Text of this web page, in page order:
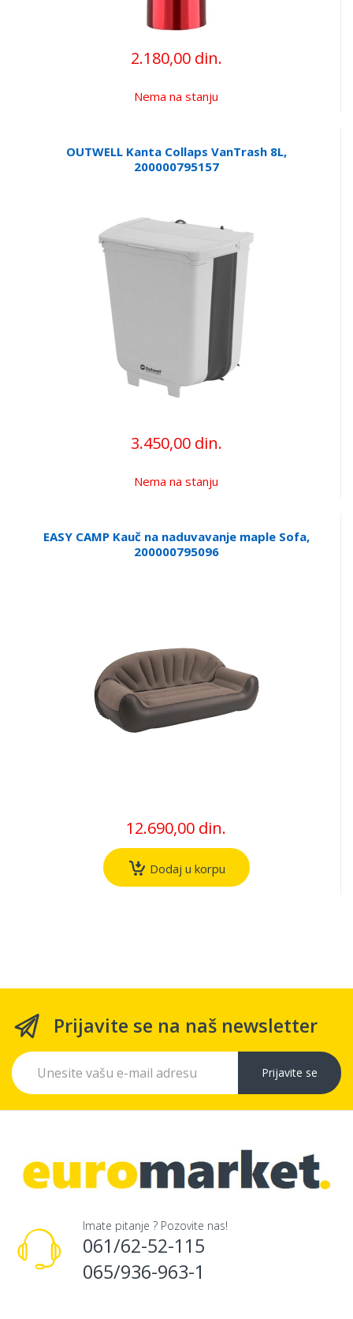
2.180,00 din.
Nema na stanju
OUTWELL Kanta Collaps VanTrash 8L,
200000795157
3.450,00 din.
Nema na stanju
EASY CAMP Kauč na naduvavanje maple Sofa,
200000795096
12.690,00 din.
Dodaj u korpu
Prijavite se na naš newsletter
Prijavite se
Imate pitanje ? Pozovite nas!
061/62-52-115
065/936-963-1